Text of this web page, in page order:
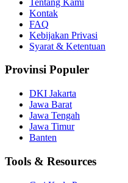
Kontak
FAQ
Kebijakan Privasi
Syarat & Ketentuan
Provinsi Populer
DKI Jakarta
Jawa Barat
Jawa Tengah
Jawa Timur
Banten
Tools & Resources